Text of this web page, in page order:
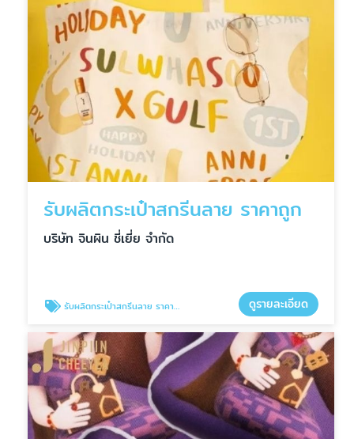
รับผลิตกระเป๋าสกรีนลาย ราคาถูก
บริษัท จินผิน ชี่เยี่ย จำกัด
รับผลิตกระเป๋าสกรีนลาย ราคาถูก ดูรายละเอียด